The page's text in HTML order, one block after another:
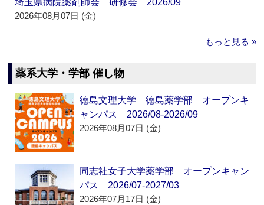
埼玉県病院薬剤師会 研修会 2026/09
2026年08月07日 (金)
もっと見る »
薬系大学・学部 催し物
徳島文理大学 徳島薬学部 オープンキ
ャンパス 2026/08-2026/09
2026年08月07日 (金)
同志社女子大学薬学部 オープンキャン
パス 2026/07-2027/03
2026年07月17日 (金)